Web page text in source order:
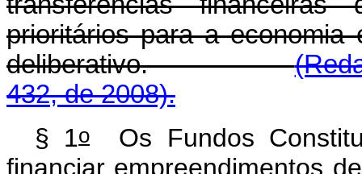
prioritários para a economia
deliberativo.
432, de 2008).
§ 1oOs Fundos
financiar empreendimentos